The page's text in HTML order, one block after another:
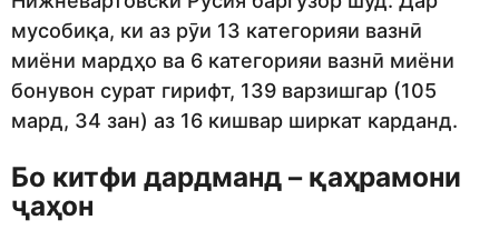
мусобиқа, ки аз рӯи 13 категорияи вазнӣ
миёни мардҳо ва 6 категорияи вазнӣ миёни
бонувон сурат гирифт, 139 варзишгар (105
мард, 34 зан) аз 16 кишвар ширкат карданд.
Бо китфи дардманд – қаҳрамони
ҷаҳон